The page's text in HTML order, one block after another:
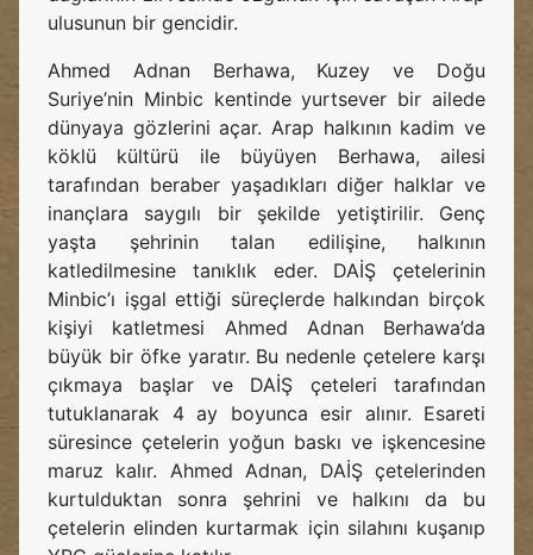
ulusunun bir gencidir.
Ahmed Adnan Berhawa, Kuzey ve Doğu
Suriye’nin Minbic kentinde yurtsever bir ailede
dünyaya gözlerini açar. Arap halkının kadim ve
köklü kültürü ile büyüyen Berhawa, ailesi
tarafından beraber yaşadıkları diğer halklar ve
inançlara saygılı bir şekilde yetiştirilir. Genç
yaşta şehrinin talan edilişine, halkının
katledilmesine tanıklık eder. DAİŞ çetelerinin
Minbic’ı işgal ettiği süreçlerde halkından birçok
kişiyi katletmesi Ahmed Adnan Berhawa’da
büyük bir öfke yaratır. Bu nedenle çetelere karşı
çıkmaya başlar ve DAİŞ çeteleri tarafından
tutuklanarak 4 ay boyunca esir alınır. Esareti
süresince çetelerin yoğun baskı ve işkencesine
maruz kalır. Ahmed Adnan, DAİŞ çetelerinden
kurtulduktan sonra şehrini ve halkını da bu
çetelerin elinden kurtarmak için silahını kuşanıp